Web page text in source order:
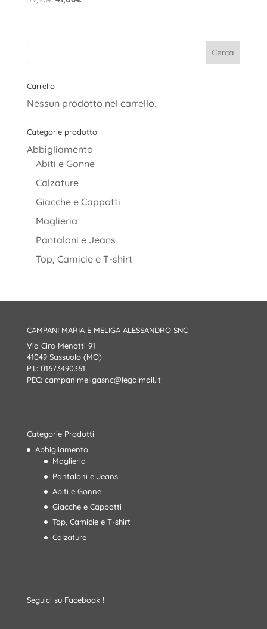
era:
è:
Carrello
Nessun prodotto nel carrello.
Categorie prodotto
Abbigliamento
Abiti e Gonne
Calzature
Giacche e Cappotti
Maglieria
Pantaloni e Jeans
Top, Camicie e T-shirt
CAMPANI MARIA E MELIGA ALESSANDRO SNC
Via Ciro Menotti 91
41049 Sassuolo (MO)
P.I.: 01673490361
PEC: campanimeligasnc@legalmail.it
Categorie Prodotti
Abbigliamento
Maglieria
Pantaloni e Jeans
Abiti e Gonne
Giacche e Cappotti
Top, Camicie e T-shirt
Calzature
Seguici su Facebook !